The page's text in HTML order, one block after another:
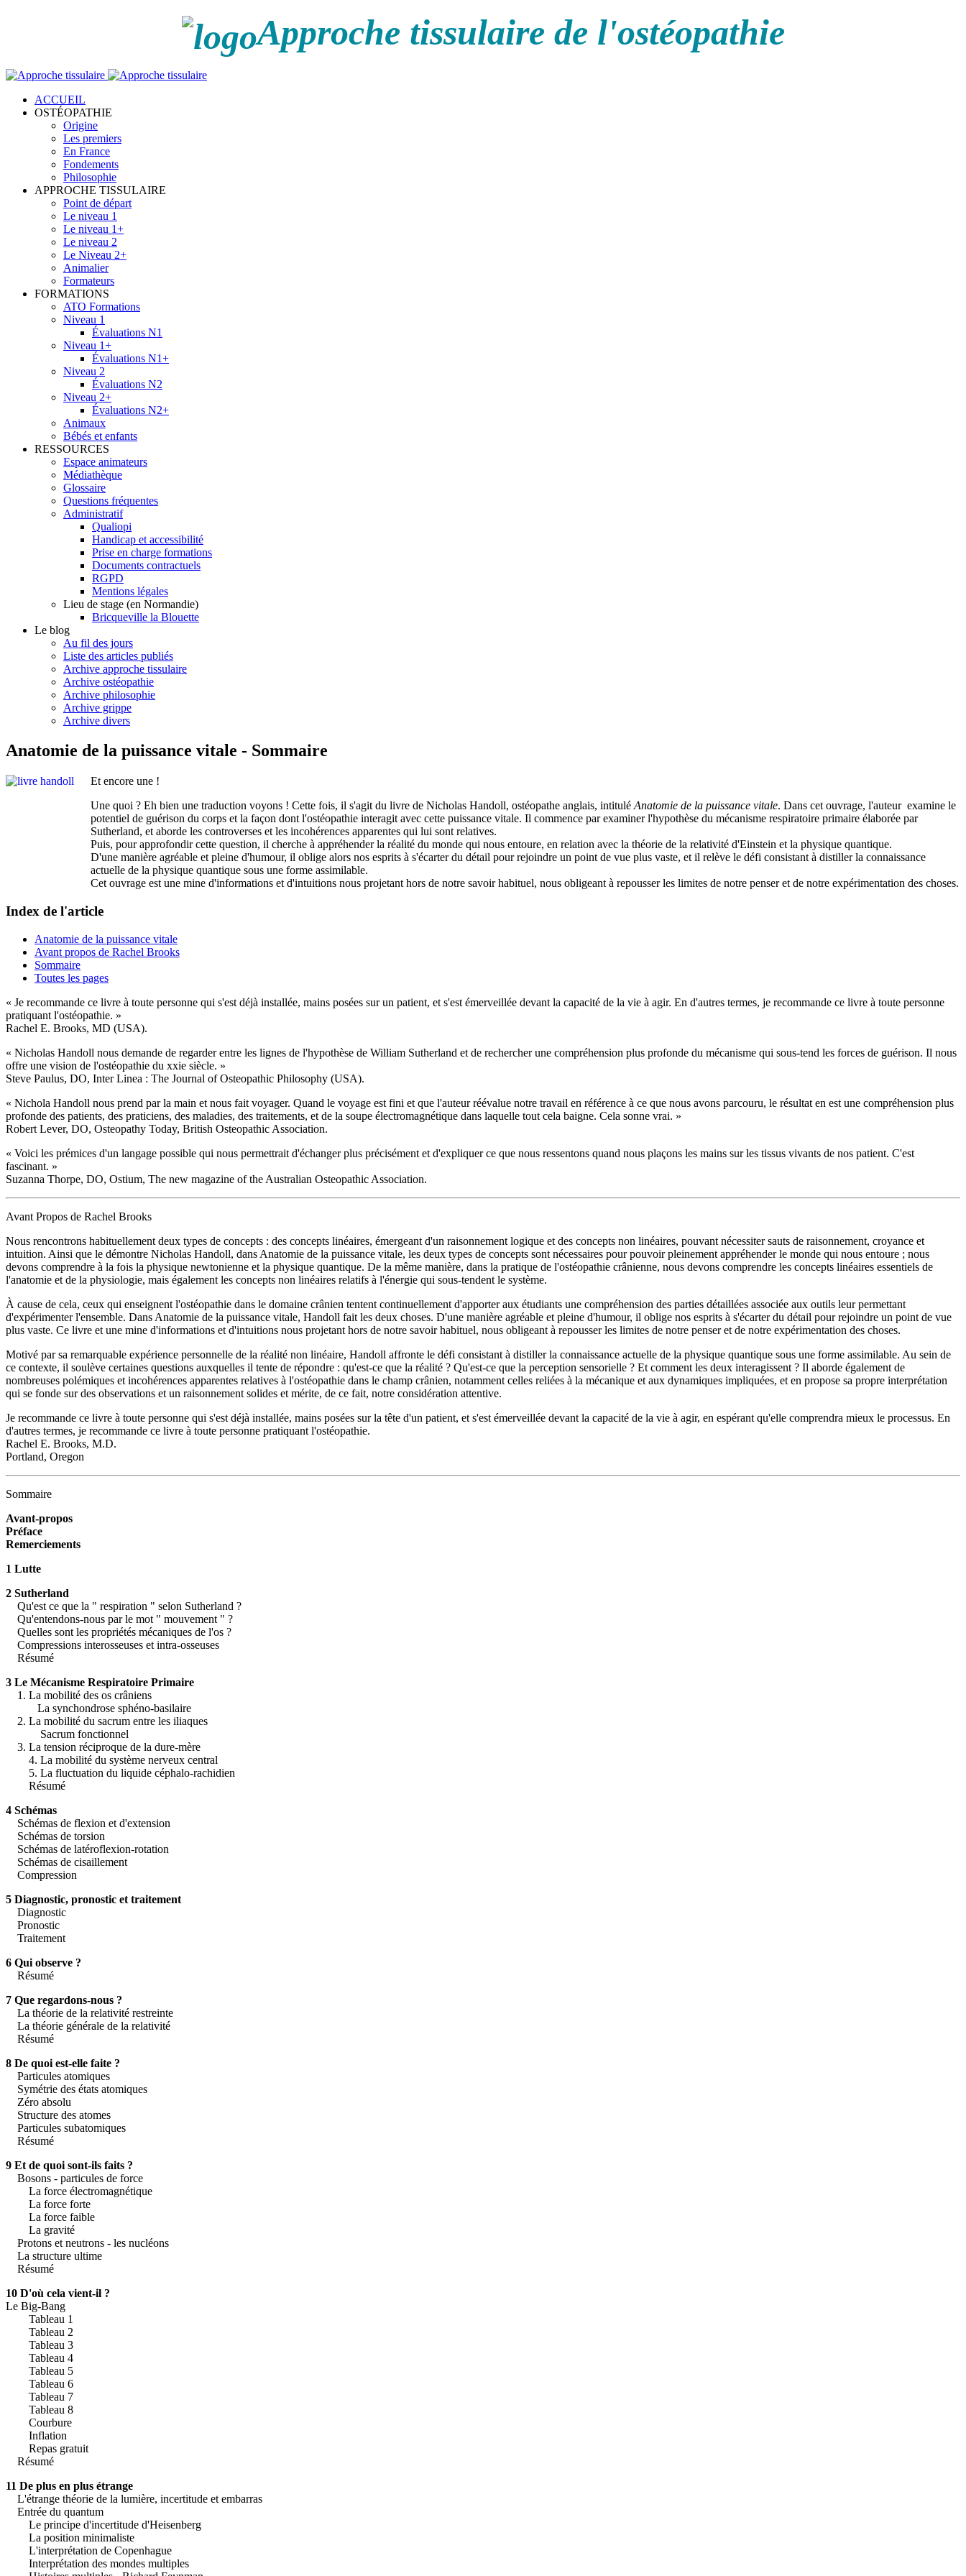
Approche tissulaire de l'ostéopathie
ACCUEIL
OSTÉOPATHIE
Origine
Les premiers
En France
Fondements
Philosophie
APPROCHE TISSULAIRE
Point de départ
Le niveau 1
Le niveau 1+
Le niveau 2
Le Niveau 2+
Animalier
Formateurs
FORMATIONS
ATO Formations
Niveau 1
Évaluations N1
Niveau 1+
Évaluations N1+
Niveau 2
Évaluations N2
Niveau 2+
Évaluations N2+
Animaux
Bébés et enfants
RESSOURCES
Espace animateurs
Médiathèque
Glossaire
Questions fréquentes
Administratif
Qualiopi
Handicap et accessibilité
Prise en charge formations
Documents contractuels
RGPD
Mentions légales
Lieu de stage (en Normandie)
Bricqueville la Blouette
Le blog
Au fil des jours
Liste des articles publiés
Archive approche tissulaire
Archive ostéopathie
Archive philosophie
Archive grippe
Archive divers
Anatomie de la puissance vitale - Sommaire
Et encore une !
Une quoi ? Eh bien une traduction voyons ! Cette fois, il s'agit du livre de Nicholas Handoll, ostéopathe anglais, intitulé Anatomie de la puissance vitale. Dans cet ouvrage, l'auteur examine le
potentiel de guérison du corps et la façon dont l'ostéopathie interagit avec cette puissance vitale. Il commence par examiner l'hypothèse du mécanisme respiratoire primaire élaborée par
Sutherland, et aborde les controverses et les incohérences apparentes qui lui sont relatives.
Puis, pour approfondir cette question, il cherche à appréhender la réalité du monde qui nous entoure, en relation avec la théorie de la relativité d'Einstein et la physique quantique.
D'une manière agréable et pleine d'humour, il oblige alors nos esprits à s'écarter du détail pour rejoindre un point de vue plus vaste, et il relève le défi consistant à distiller la connaissance
actuelle de la physique quantique sous une forme assimilable.
Cet ouvrage est une mine d'informations et d'intuitions nous projetant hors de notre savoir habituel, nous obligeant à repousser les limites de notre penser et de notre expérimentation des choses.
Index de l'article
Anatomie de la puissance vitale
Avant propos de Rachel Brooks
Sommaire
Toutes les pages
« Je recommande ce livre à toute personne qui s'est déjà installée, mains posées sur un patient, et s'est émerveillée devant la capacité de la vie à agir. En d'autres termes, je recommande ce livre à toute personne
pratiquant l'ostéopathie. »
Rachel E. Brooks, MD (USA).
« Nicholas Handoll nous demande de regarder entre les lignes de l'hypothèse de William Sutherland et de rechercher une compréhension plus profonde du mécanisme qui sous-tend les forces de guérison. Il nous
offre une vision de l'ostéopathie du xxie siècle. »
Steve Paulus, DO, Inter Linea : The Journal of Osteopathic Philosophy (USA).
« Nichola Handoll nous prend par la main et nous fait voyager. Quand le voyage est fini et que l'auteur réévalue notre travail en référence à ce que nous avons parcouru, le résultat en est une compréhension plus
profonde des patients, des praticiens, des maladies, des traitements, et de la soupe électromagnétique dans laquelle tout cela baigne. Cela sonne vrai. »
Robert Lever, DO, Osteopathy Today, British Osteopathic Association.
« Voici les prémices d'un langage possible qui nous permettrait d'échanger plus précisément et d'expliquer ce que nous ressentons quand nous plaçons les mains sur les tissus vivants de nos patient. C'est
fascinant. »
Suzanna Thorpe, DO, Ostium, The new magazine of the Australian Osteopathic Association.
Avant Propos de Rachel Brooks
Nous rencontrons habituellement deux types de concepts : des concepts linéaires, émergeant d'un raisonnement logique et des concepts non linéaires, pouvant nécessiter sauts de raisonnement, croyance et
intuition. Ainsi que le démontre Nicholas Handoll, dans Anatomie de la puissance vitale, les deux types de concepts sont nécessaires pour pouvoir pleinement appréhender le monde qui nous entoure ; nous
devons comprendre à la fois la physique newtonienne et la physique quantique. De la même manière, dans la pratique de l'ostéopathie crânienne, nous devons comprendre les concepts linéaires essentiels de
l'anatomie et de la physiologie, mais également les concepts non linéaires relatifs à l'énergie qui sous-tendent le système.
À cause de cela, ceux qui enseignent l'ostéopathie dans le domaine crânien tentent continuellement d'apporter aux étudiants une compréhension des parties détaillées associée aux outils leur permettant
d'expérimenter l'ensemble. Dans Anatomie de la puissance vitale, Handoll fait les deux choses. D'une manière agréable et pleine d'humour, il oblige nos esprits à s'écarter du détail pour rejoindre un point de vue
plus vaste. Ce livre et une mine d'informations et d'intuitions nous projetant hors de notre savoir habituel, nous obligeant à repousser les limites de notre penser et de notre expérimentation des choses.
Motivé par sa remarquable expérience personnelle de la réalité non linéaire, Handoll affronte le défi consistant à distiller la connaissance actuelle de la physique quantique sous une forme assimilable. Au sein de
ce contexte, il soulève certaines questions auxquelles il tente de répondre : qu'est-ce que la réalité ? Qu'est-ce que la perception sensorielle ? Et comment les deux interagissent ? Il aborde également de
nombreuses polémiques et incohérences apparentes relatives à l'ostéopathie dans le champ crânien, notamment celles reliées à la mécanique et aux dynamiques impliquées, et en propose sa propre interprétation
qui se fonde sur des observations et un raisonnement solides et mérite, de ce fait, notre considération attentive.
Je recommande ce livre à toute personne qui s'est déjà installée, mains posées sur la tête d'un patient, et s'est émerveillée devant la capacité de la vie à agir, en espérant qu'elle comprendra mieux le processus. En
d'autres termes, je recommande ce livre à toute personne pratiquant l'ostéopathie.
Rachel E. Brooks, M.D.
Portland, Oregon
Sommaire
Avant-propos
Préface
Remerciements
1 Lutte
2 Sutherland
Qu'est ce que la " respiration " selon Sutherland ?
Qu'entendons-nous par le mot " mouvement " ?
Quelles sont les propriétés mécaniques de l'os ?
Compressions interosseuses et intra-osseuses
Résumé
3 Le Mécanisme Respiratoire Primaire
1. La mobilité des os crâniens
La synchondrose sphéno-basilaire
2. La mobilité du sacrum entre les iliaques
Sacrum fonctionnel
3. La tension réciproque de la dure-mère
4. La mobilité du système nerveux central
5. La fluctuation du liquide céphalo-rachidien
Résumé
4 Schémas
Schémas de flexion et d'extension
Schémas de torsion
Schémas de latéroflexion-rotation
Schémas de cisaillement
Compression
5 Diagnostic, pronostic et traitement
Diagnostic
Pronostic
Traitement
6 Qui observe ?
Résumé
7 Que regardons-nous ?
La théorie de la relativité restreinte
La théorie générale de la relativité
Résumé
8 De quoi est-elle faite ?
Particules atomiques
Symétrie des états atomiques
Zéro absolu
Structure des atomes
Particules subatomiques
Résumé
9 Et de quoi sont-ils faits ?
Bosons - particules de force
La force électromagnétique
La force forte
La force faible
La gravité
Protons et neutrons - les nucléons
La structure ultime
Résumé
10 D'où cela vient-il ?
Le Big-Bang
Tableau 1
Tableau 2
Tableau 3
Tableau 4
Tableau 5
Tableau 6
Tableau 7
Tableau 8
Courbure
Inflation
Repas gratuit
Résumé
11 De plus en plus étrange
L'étrange théorie de la lumière, incertitude et embarras
Entrée du quantum
Le principe d'incertitude d'Heisenberg
La position minimaliste
L'interprétation de Copenhague
Interprétation des mondes multiples